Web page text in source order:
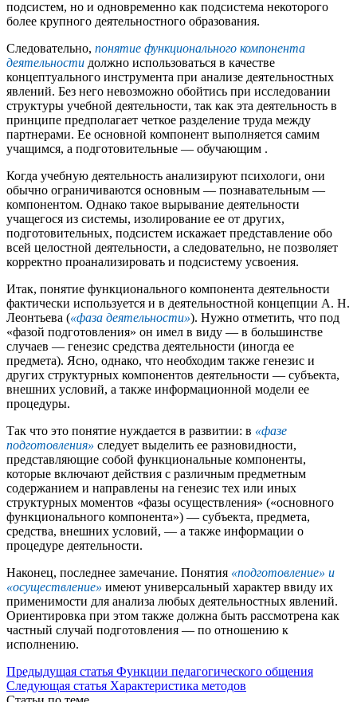
подсистем, но и одновременно как подсистема некоторого
более крупного деятельностного образования.
Следовательно, понятие функционального компонента
деятельности должно использоваться в качестве
концептуального инструмента при анализе деятельностных
явлений. Без него невозможно обойтись при исследовании
структуры учебной деятельности, так как эта деятельность в
принципе предполагает четкое разделение труда между
партнерами. Ее основной компонент выполняется самим
учащимся, а подготовительные — обучающим .
Когда учебную деятельность анализируют психологи, они
обычно ограничиваются основным — познавательным —
компонентом. Однако такое вырывание деятельности
учащегося из системы, изолирование ее от других,
подготовительных, подсистем искажает представление обо
всей целостной деятельности, а следовательно, не позволяет
корректно проанализировать и подсистему усвоения.
Итак, понятие функционального компонента деятельности
фактически используется и в деятельностной концепции А. Н.
Леонтьева («фаза деятельности»). Нужно отметить, что под
«фазой подготовления» он имел в виду — в большинстве
случаев — генезис средства деятельности (иногда ее
предмета). Ясно, однако, что необходим также генезис и
других структурных компонентов деятельности — субъекта,
внешних условий, а также информационной модели ее
процедуры.
Так что это понятие нуждается в развитии: в «фазе
подготовления» следует выделить ее разновидности,
представляющие собой функциональные компоненты,
которые включают действия с различным предметным
содержанием и направлены на генезис тех или иных
структурных моментов «фазы осуществления» («основного
функционального компонента») — субъекта, предмета,
средства, внешних условий, — а также информации о
процедуре деятельности.
Наконец, последнее замечание. Понятия «подготовление» и
«осуществление» имеют универсальный характер ввиду их
применимости для анализа любых деятельностных явлений.
Ориентировка при этом также должна быть рассмотрена как
частный случай подготовления — по отношению к
исполнению.
Предыдущая статья Функции педагогического общения
Следующая статья Характеристика методов